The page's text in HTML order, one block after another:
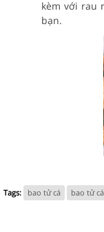
kèm với rau
bạn.
Tags: bao tử cá bao tử